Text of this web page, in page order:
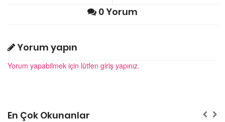
0 Yorum
Yorum yapın
Yorum yapabilmek için lütfen giriş yapınız.
En Çok Okunanlar